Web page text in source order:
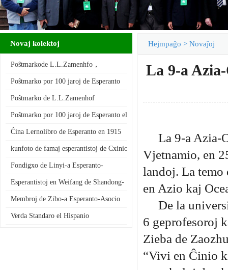
Novaj kolektoj
Poŝtmarkode L.L.Zamenhfo，
autoro de Esperanto
Poŝtmarko por 100 jaroj de Esperanto
Poŝtmarko de L.L.Zamenhof
Poŝtmarko por 100 jaroj de Esperanto el Polllando
Ĉina Lernolibro de Esperanto en 1915
kunfoto de famaj esperantistoj de Cxinio Lauxlum,Bao Shuj…
Fondigxo de Linyi-a Esperanto-
Asocio de Shangdong-provinc…
Esperantistoj en Weifang de Shandong-
a Provinco
Membroj de Zibo-a Esperanto-Asocio
Verda Standaro el Hispanio
Hejmpaĝo > Novaĵoj
La 9-a
La 9-a Azia-
Vjetnamio, en
landoj. La temo
en Azio kaj
De la
6 geprofesoroj
Zieba de
“Vivi en Ĉinio